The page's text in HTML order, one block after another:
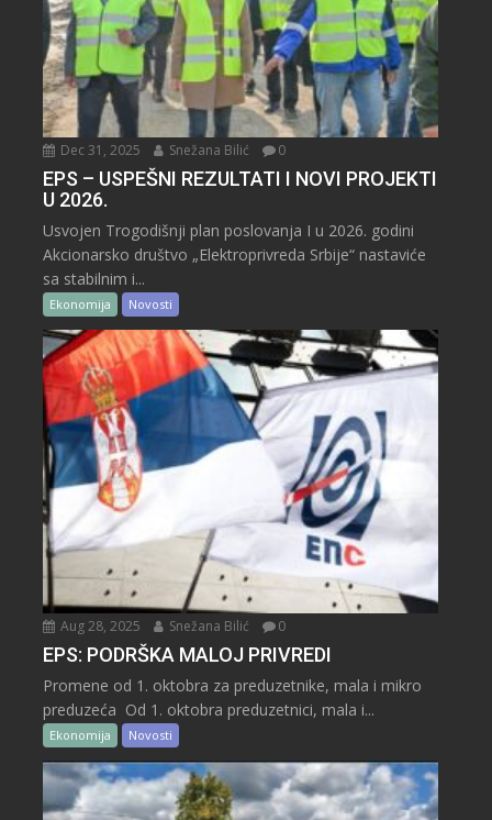
Dec 31, 2025 Snežana Bilić 0
EPS – USPEŠNI REZULTATI I NOVI PROJEKTI
U 2026.
Usvojen Trogodišnji plan poslovanja I u 2026. godini
Akcionarsko društvo „Elektroprivreda Srbije“ nastaviće
sa stabilnim i...
Ekonomija Novosti
Aug 28, 2025 Snežana Bilić 0
EPS: PODRŠKA MALOJ PRIVREDI
Promene od 1. oktobra za preduzetnike, mala i mikro
preduzeća Od 1. oktobra preduzetnici, mala i...
Ekonomija Novosti